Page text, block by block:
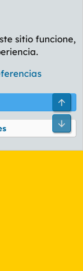
Ayuda
Ltd.
sitio funcione,
Pie